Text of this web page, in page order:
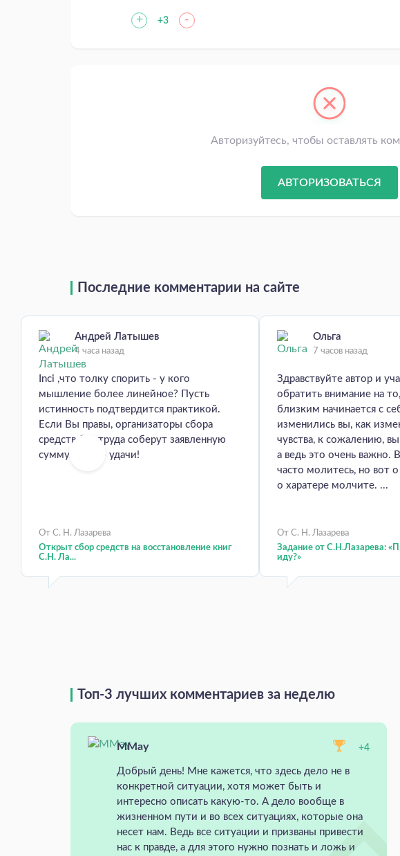
+ +3 -
Авторизуйтесь, чтобы оставлять
АВТОРИЗОВАТЬСЯ
Последние комментарии на сайте
Андрей Латышев
4 часа назад
Inci ,что толку спорить - у кого
мышление более линейное? Пусть
истинность подтвердится практикой.
Если Вы правы, организаторы сбора
средств без труда соберут заявленную
сумму. Всем - удачи!
От С. Н. Лазарева
Открыт сбор средств на восстановление книг
С.Н. Ла...
Ольга
7 часов назад
Здравствуйте автор и
обратить внимание на
близким начинается с
изменились вы, как
чувства, к сожалению,
а ведь это очень важно.
часто молитесь, но вот о
о харатере молчите. ...
От С. Н. Лазарева
Задание от С.Н.Лазарева:
иду?»
Топ-3 лучших комментариев за неделю
MMay +4
Добрый день! Мне кажется, что здесь дело не в
конкретной ситуации, хотя может быть и
интересно описать какую-то. А дело вообще в
жизненном пути и во всех ситуациях, которые она
несет нам. Ведь все ситуации и призваны привести
нас к правде, а для этого нужно познать и ложь и